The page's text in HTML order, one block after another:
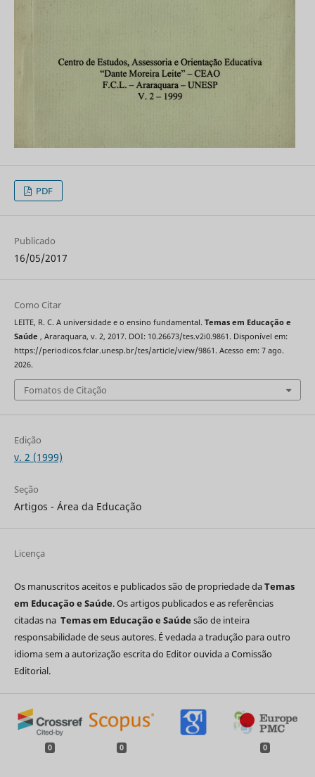
PDF
Publicado
16/05/2017
Como Citar
LEITE, R. C. A universidade e o ensino fundamental. Temas em Educação e
Saúde , Araraquara, v. 2, 2017. DOI: 10.26673/tes.v2i0.9861. Disponível em:
https://periodicos.fclar.unesp.br/tes/article/view/9861. Acesso em: 7 ago.
2026.
Fomatos de Citação
Edição
v. 2 (1999)
Seção
Artigos - Área da Educação
Licença
Os manuscritos aceitos e publicados são de propriedade daTemas
em Educação e Saúde. Os artigos publicados e as referências
citadas na Temas em Educação e Saúde são de inteira
responsabilidade de seus autores. É vedada a tradução para outro
idioma sem a autorização escrita do Editor ouvida a Comissão
Editorial.
0 0 0